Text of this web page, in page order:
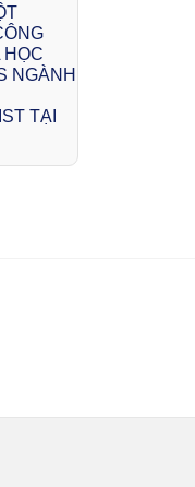
HỌC
NGÀNH
TẠI